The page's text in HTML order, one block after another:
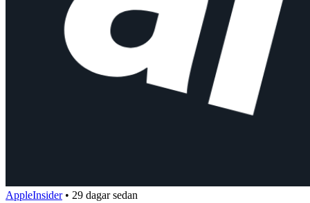
AppleInsider • 29 dagar sedan